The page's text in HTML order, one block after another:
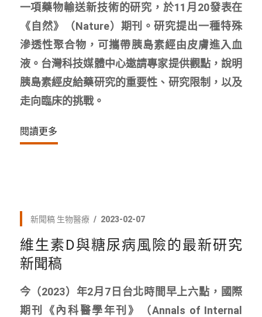
一項藥物輸送新技術的研究，於11月20發表在
《自然》（Nature）期刊。研究提出一種特殊
滲透性聚合物，可攜帶胰島素經由皮膚進入血
液。台灣科技媒體中心邀請專家提供觀點，說明
胰島素經皮給藥研究的重要性、研究限制，以及
走向臨床的挑戰。
閱讀更多
新聞稿 生物醫療 2023-02-07
維生素D與糖尿病風險的最新研究
新聞稿
今（2023）年2月7日台北時間早上六點，國際
期刊《內科醫學年刊》（Annals of Internal